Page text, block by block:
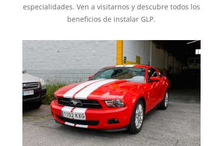
especialidades. Ven a visitarnos y descubre todos los
beneficios de instalar GLP.